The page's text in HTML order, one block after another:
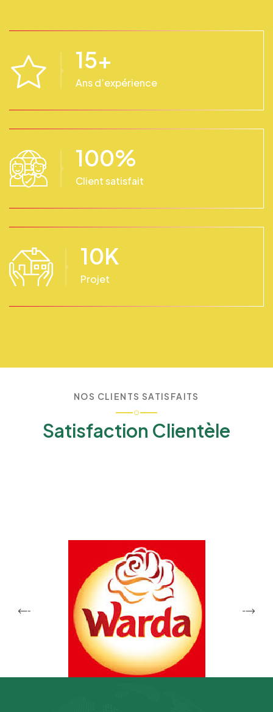
15+
Ans d’expérience
100%
Client satisfait
10K
Projet
NOS CLIENTS SATISFAITS
Satisfaction Clientèle